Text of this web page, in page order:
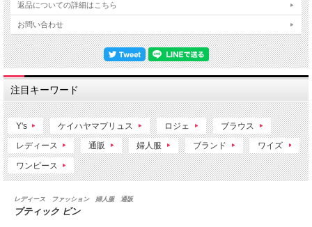
返品についての詳細はこちら
お問い合わせ
注目キーワード
Y's ケイハヤマプリュス ロジェ ブラウス
レディース 通販 婦人服 ブランド ワイズ
ワンピース
レディース ファッション 婦人服 通販
ブティック ビン